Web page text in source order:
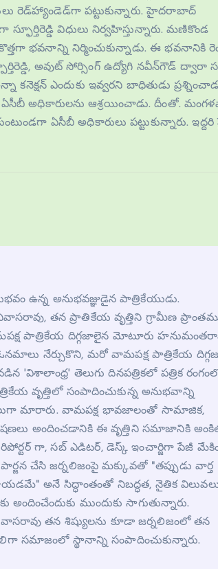
రెడ్‌హ్యాండెడ్‌గా పట్టుకున్నారు. హైదరాబాద్‌
విధులు నిర్వహిస్తున్నారు. మణికొండ
భవనాన్ని నిర్మించుకున్నాడు. ఈ భవనానికి
అవుట్‌ సోర్సింగ్‌ ఉద్యోగి నవీన్‌గౌడ్‌ ద్వారా
కనెక్షన్‌ ఎందుకు ఇవ్వరని బాధితుడు
ఏసీబీ అధికారులను ఆశ్రయించాడు. దీంతో.
ఏసీబీ అధికారులు పట్టుకున్నారు. ఇద్దరి
ఉన్న అనుభవజ్ఞుడైన పాత్రికేయుడు.
తన ప్రాతికేయ వృత్తిని గ్రామీణ
పాత్రికేయ దిగ్గజాలైన మోటూరు
నేర్చుకొని, మరో వామపక్ష పాత్రికేయ
'విశాలాంధ్ర' తెలుగు దినపత్రికలో పత్రిక
వృత్తిలో సంపాదించుకున్న అనుభవాన్ని
మారారు. వామపక్ష భావజాలంతో సామాజిక,
అందించడానికి ఈ వృత్తిని సమాజానికి
రిపోర్టర్ గా, సబ్ ఎడిటర్, డెస్క్ ఇంచార్జిగా పేజీ
చేసి జర్నలిజంపై మక్కువతో "తప్పుడు వార్త
అనే సిద్ధాంతంతో నిబద్ధత, నైతిక
ముందుకు సాగుతున్నారు.
తన శిష్యులను కూడా జర్నలిజంలో తన
సమాజంలో స్థానాన్ని సంపాదించుకున్నారు.